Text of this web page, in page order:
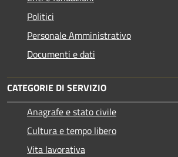
Politici
Personale Amministrativo
Documenti e dati
CATEGORIE DI SERVIZIO
Anagrafe e stato civile
Cultura e tempo libero
Vita lavorativa